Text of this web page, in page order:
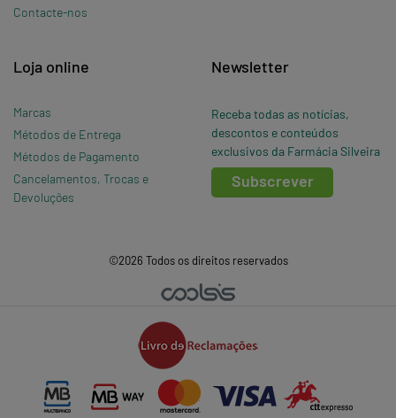
Contacte-nos
Loja online
Marcas
Métodos de Entrega
Métodos de Pagamento
Cancelamentos, Trocas e
Devoluções
Newsletter
Receba todas as notícias,
descontos e conteúdos
exclusivos da Farmácia Silveira
Subscrever
©2026 Todos os direitos reservados